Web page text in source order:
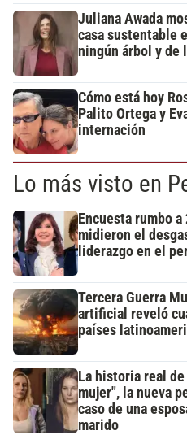
Juliana Awada
casa sustentable
ningún árbol y de
Cómo está hoy
Palito Ortega y
internación
Lo más visto en
Encuesta rumbo
midieron el
liderazgo en el
Tercera Guerra
artificial reveló
países
La historia real
mujer", la nueva
caso de una
marido